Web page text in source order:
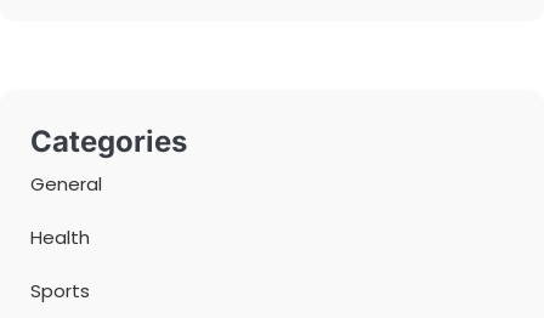
Categories
General
Health
Sports